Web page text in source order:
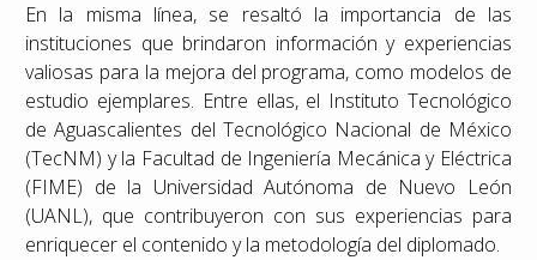
En la misma línea, se resaltó la importancia de las
instituciones que brindaron información y experiencias
valiosas para la mejora del programa, como modelos de
estudio ejemplares. Entre ellas, el Instituto Tecnológico
de Aguascalientes del Tecnológico Nacional de México
(TecNM) y la Facultad de Ingeniería Mecánica y Eléctrica
(FIME) de la Universidad Autónoma de Nuevo León
(UANL), que contribuyeron con sus experiencias para
enriquecer el contenido y la metodología del diplomado.